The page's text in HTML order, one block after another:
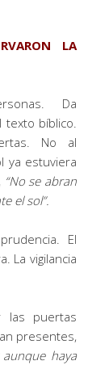
LA
Da
bíblico.
No al
ya estuviera
“No se abran
el sol”.
El
La vigilancia
las puertas
presentes,
aunque haya